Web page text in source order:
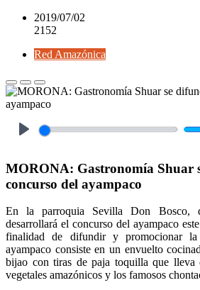
2019/07/02
2152
Red Amazónica
MORONA: Gastronomía Shuar
concurso del ayampaco
En la parroquia Sevilla Don Bosco,
desarrollará el concurso del ayampaco
finalidad de difundir y promocionar la
ayampaco consiste en un envuelto
bijao con tiras de paja toquilla que lleva
vegetales amazónicos y los famosos